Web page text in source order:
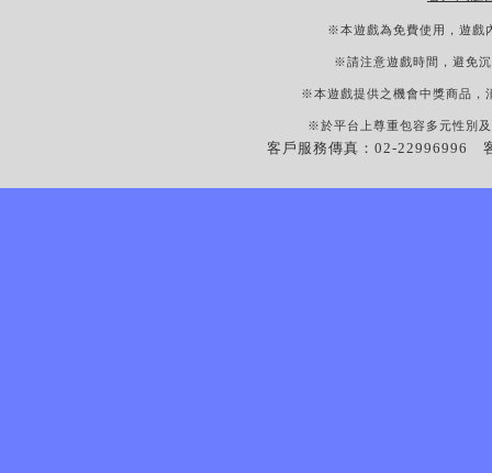
※本遊戲為免費使用，遊戲
※請注意遊戲時間，避免
※本遊戲提供之機會中獎商品，
※於平台上尊重包容多元性別
客戶服務傳真：02-22996996